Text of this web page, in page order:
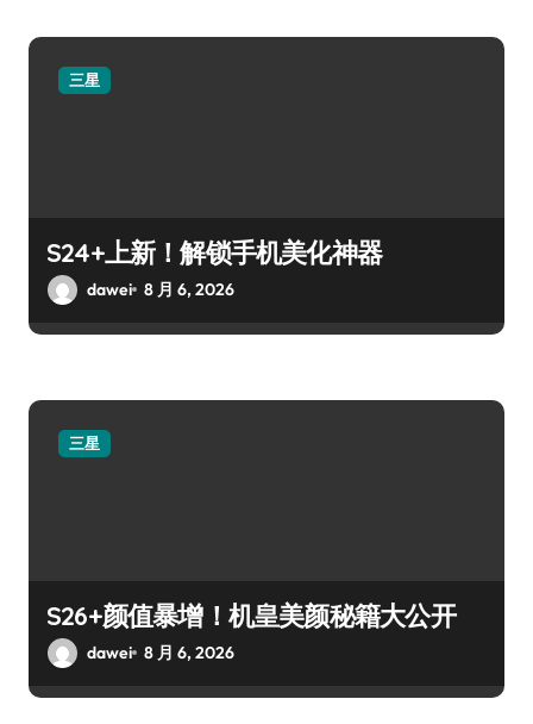
三星
S24+上新！解锁手机美化神器
dawei 8 月 6, 2026
三星
S26+颜值暴增！机皇美颜秘籍大公开
dawei 8 月 6, 2026